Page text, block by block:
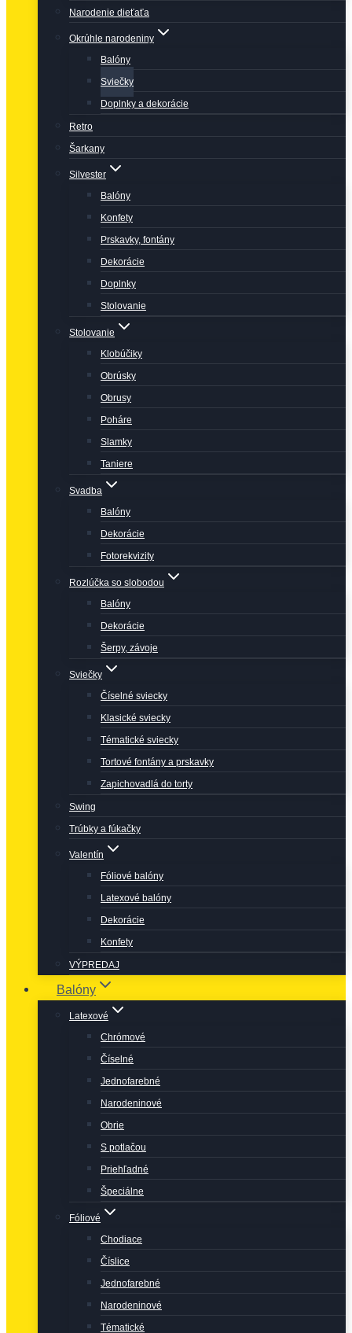
Narodenie dieťaťa
Okrúhle narodeniny
Balóny
Sviečky
Doplnky a dekorácie
Retro
Šarkany
Silvester
Balóny
Konfety
Prskavky, fontány
Dekorácie
Doplnky
Stolovanie
Stolovanie
Klobúčiky
Obrúsky
Obrusy
Poháre
Slamky
Taniere
Svadba
Balóny
Dekorácie
Fotorekvizity
Rozlúčka so slobodou
Balóny
Dekorácie
Šerpy, závoje
Sviečky
Číselné sviecky
Klasické sviecky
Tématické sviecky
Tortové fontány a prskavky
Zapichovadlá do torty
Swing
Trúbky a fúkačky
Valentín
Fóliové balóny
Latexové balóny
Dekorácie
Konfety
VÝPREDAJ
Balóny
Latexové
Chrómové
Číselné
Jednofarebné
Narodeninové
Obrie
S potlačou
Priehľadné
Špeciálne
Fóliové
Chodiace
Číslice
Jednofarebné
Narodeninové
Tématické